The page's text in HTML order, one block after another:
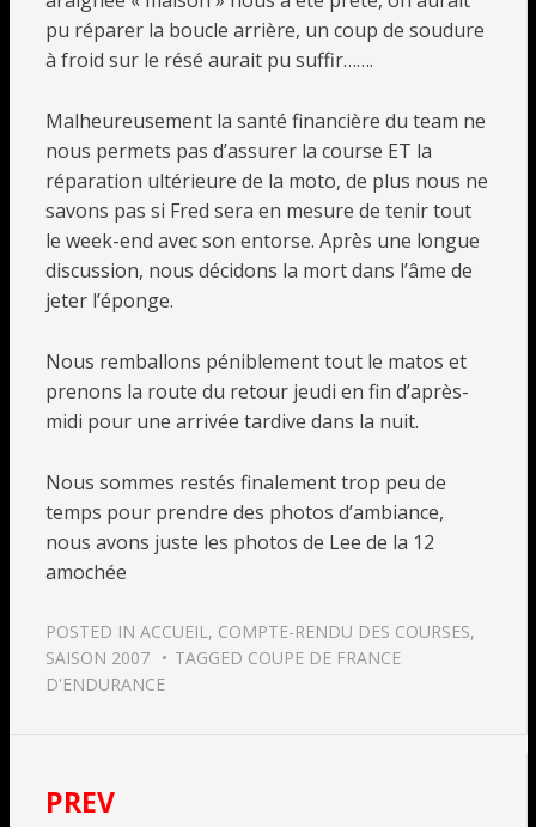
pu réparer la boucle arrière, un coup de soudure
à froid sur le résé aurait pu suffir…….
Malheureusement la santé financière du team ne
nous permets pas d’assurer la course ET la
réparation ultérieure de la moto, de plus nous ne
savons pas si Fred sera en mesure de tenir tout
le week-end avec son entorse. Après une longue
discussion, nous décidons la mort dans l’âme de
jeter l’éponge.
Nous remballons péniblement tout le matos et
prenons la route du retour jeudi en fin d’après-
midi pour une arrivée tardive dans la nuit.
Nous sommes restés finalement trop peu de
temps pour prendre des photos d’ambiance,
nous avons juste les photos de Lee de la 12
amochée
POSTED IN ACCUEIL, COMPTE-RENDU DES COURSES,
SAISON 2007
TAGGED COUPE DE FRANCE
D'ENDURANCE
Navigation
PREV